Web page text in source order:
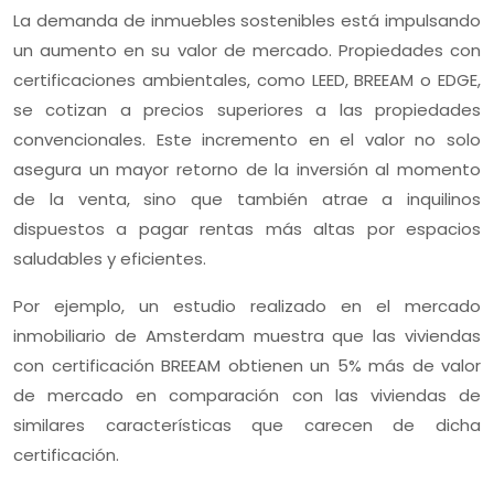
La demanda de inmuebles sostenibles está impulsando
un aumento en su valor de mercado. Propiedades con
certificaciones ambientales, como LEED, BREEAM o EDGE,
se cotizan a precios superiores a las propiedades
convencionales. Este incremento en el valor no solo
asegura un mayor retorno de la inversión al momento
de la venta, sino que también atrae a inquilinos
dispuestos a pagar rentas más altas por espacios
saludables y eficientes.
Por ejemplo, un estudio realizado en el mercado
inmobiliario de Amsterdam muestra que las viviendas
con certificación BREEAM obtienen un 5% más de valor
de mercado en comparación con las viviendas de
similares características que carecen de dicha
certificación.